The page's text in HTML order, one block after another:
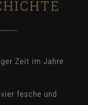
Zeit im Jahre
fesche und